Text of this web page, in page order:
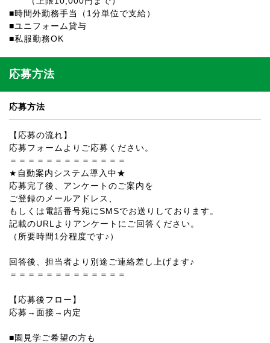
■時間外勤務手当（1分単位で支給）
■ユニフォーム貸与
■私服勤務OK
応募方法
応募方法
【応募の流れ】
応募フォームよりご応募ください。
＝＝＝＝＝＝＝＝＝＝＝＝＝
★自動案内システム導入中★
応募完了後、アンケートのご案内を
ご登録のメールアドレス、
もしくは電話番号宛にSMSでお送りしております。
記載のURLよりアンケートにご回答ください。
（所要時間1分程度です♪）
回答後、担当者より別途ご連絡差し上げます♪
＝＝＝＝＝＝＝＝＝＝＝＝＝
【応募後フロー】
応募→面接→内定
■園見学ご希望の方も